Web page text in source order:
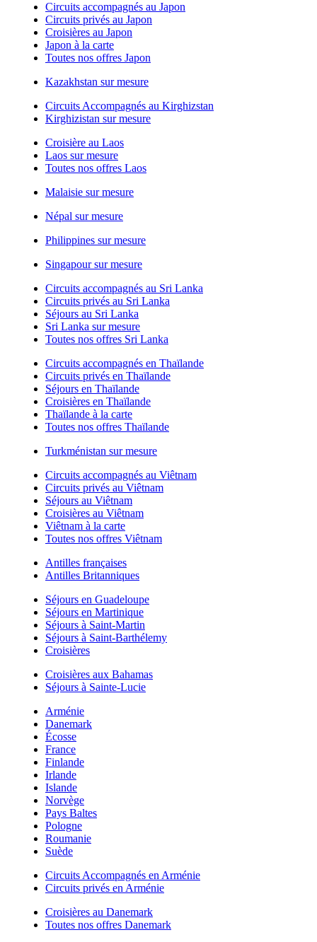
Circuits accompagnés au Japon
Circuits privés au Japon
Croisières au Japon
Japon à la carte
Toutes nos offres Japon
Kazakhstan sur mesure
Circuits Accompagnés au Kirghizstan
Kirghizistan sur mesure
Croisière au Laos
Laos sur mesure
Toutes nos offres Laos
Malaisie sur mesure
Népal sur mesure
Philippines sur mesure
Singapour sur mesure
Circuits accompagnés au Sri Lanka
Circuits privés au Sri Lanka
Séjours au Sri Lanka
Sri Lanka sur mesure
Toutes nos offres Sri Lanka
Circuits accompagnés en Thaïlande
Circuits privés en Thaïlande
Séjours en Thaïlande
Croisières en Thaïlande
Thaïlande à la carte
Toutes nos offres Thaïlande
Turkménistan sur mesure
Circuits accompagnés au Viêtnam
Circuits privés au Viêtnam
Séjours au Viêtnam
Croisières au Viêtnam
Viêtnam à la carte
Toutes nos offres Viêtnam
Antilles françaises
Antilles Britanniques
Séjours en Guadeloupe
Séjours en Martinique
Séjours à Saint-Martin
Séjours à Saint-Barthélemy
Croisières
Croisières aux Bahamas
Séjours à Sainte-Lucie
Arménie
Danemark
Écosse
France
Finlande
Irlande
Islande
Norvège
Pays Baltes
Pologne
Roumanie
Suède
Circuits Accompagnés en Arménie
Circuits privés en Arménie
Croisières au Danemark
Toutes nos offres Danemark